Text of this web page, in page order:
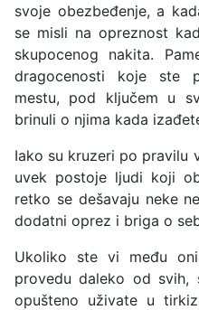
svoje obezbeđenje, a
se misli na opreznost
skupocenog nakita.
dragocenosti koje ste
mestu, pod ključem u
brinuli o njima kada
Iako su kruzeri po pravilu
uvek postoje ljudi koji
retko se dešavaju neke
dodatni oprez i briga o
Ukoliko ste vi među
provedu daleko od svih,
opušteno uživate u